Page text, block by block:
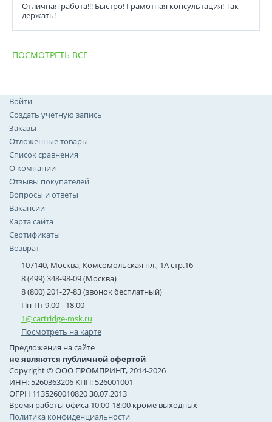
Отличная работа!!! Быстро! Грамотная консультация! Так
держать!
ПОСМОТРЕТЬ ВСЕ
Войти
Создать учетную запись
Заказы
Отложенные товары
Список сравнения
О компании
Отзывы покупателей
Вопросы и ответы
Вакансии
Карта сайта
Сертификаты
Возврат
107140, Москва, Комсомольская пл., 1А стр.16
8 (499) 348-98-09 (Москва)
8 (800) 201-27-83 (звонок бесплатный)
Пн-Пт 9.00 - 18.00
1@cartridge-msk.ru
Посмотреть на карте
Предложения на сайте
не являются публичной офертой
Copyright © ООО ПРОМПРИНТ, 2014-2026
ИНН: 5260363206 КПП: 526001001
ОГРН 1135260010820 30.07.2013
Время работы офиса 10:00-18:00 кроме выходных
Политика конфиденциальности